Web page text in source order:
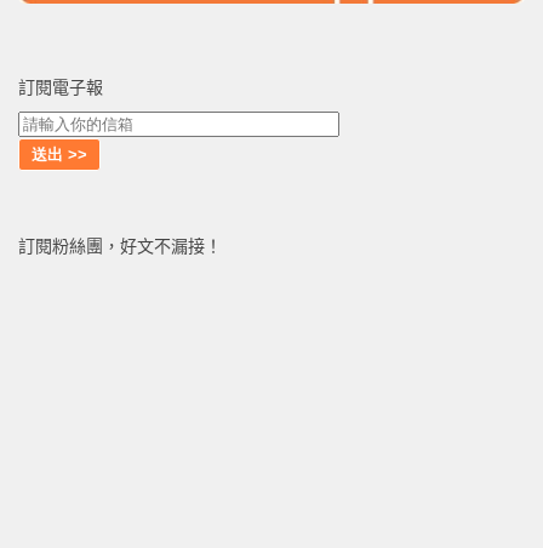
訂閱電子報
訂閱粉絲團，好文不漏接！